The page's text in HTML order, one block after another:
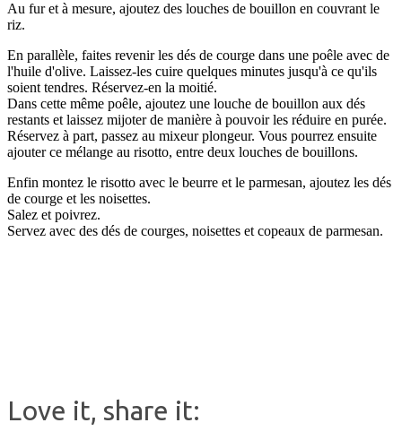
Au fur et à mesure, ajoutez des louches de bouillon en couvrant le
riz.
En parallèle, faites revenir les dés de courge dans une poêle avec de
l'huile d'olive. Laissez-les cuire quelques minutes jusqu'à ce qu'ils
soient tendres. Réservez-en la moitié.
Dans cette même poêle, ajoutez une louche de bouillon aux dés
restants et laissez mijoter de manière à pouvoir les réduire en purée.
Réservez à part, passez au mixeur plongeur. Vous pourrez ensuite
ajouter ce mélange au risotto, entre deux louches de bouillons.
Enfin montez le risotto avec le beurre et le parmesan, ajoutez les dés
de courge et les noisettes.
Salez et poivrez.
Servez avec des dés de courges, noisettes et copeaux de parmesan.
Love it, share it: